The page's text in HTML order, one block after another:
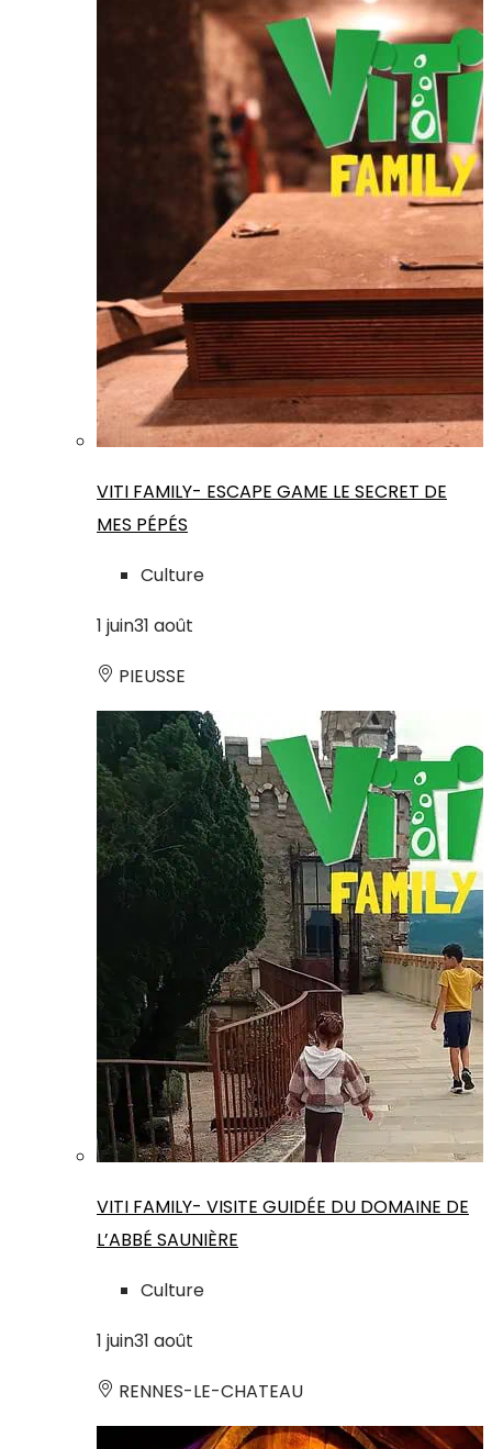
VITI FAMILY- ESCAPE GAME LE SECRET DE
MES PÉPÉS
Culture
1 juin31 août
PIEUSSE
VITI FAMILY- VISITE GUIDÉE DU DOMAINE DE
L’ABBÉ SAUNIÈRE
Culture
1 juin31 août
RENNES-LE-CHATEAU